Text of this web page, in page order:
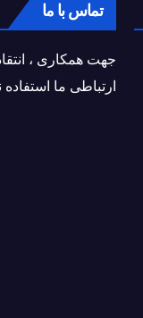
تماس با ما
جهت همکاری ،
ارتباطی ما استفاده